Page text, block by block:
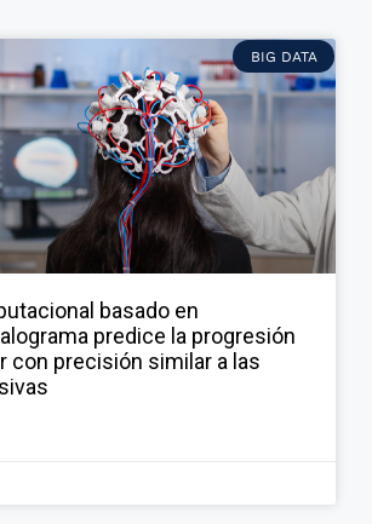
BIG DATA
basado en
predice la progresión
con precisión similar a las